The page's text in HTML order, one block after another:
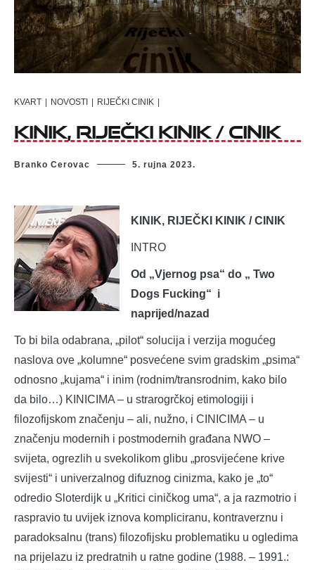
KVART | NOVOSTI | RIJEČKI CINIK |
Kinik, riječki kinik / cinik
Branko Cerovac 5. rujna 2023.
KINIK, RIJEČKI KINIK / CINIK
INTRO
Od „Vjernog psa“ do „ Two
Dogs Fucking“ i
naprijed/nazad
To bi bila odabrana, „pilot“ solucija i verzija mogućeg
naslova ove „kolumne“ posvećene svim gradskim „psima“
odnosno „kujama“ i inim (rodnim/transrodnim, kako bilo
da bilo…) KINICIMA – u strarogrčkoj etimologiji i
filozofijskom značenju – ali, nužno, i CINICIMA – u
značenju modernih i postmodernih građana NWO –
svijeta, ogrezlih u svekolikom glibu „prosvijećene krive
svijesti“ i univerzalnog difuznog cinizma, kako je „to“
odredio Sloterdijk u „Kritici ciničkog uma“, a ja razmotrio i
raspravio tu uvijek iznova kompliciranu, kontraverznu i
paradoksalnu (trans) filozofijsku problematiku u ogledima
na prijelazu iz predratnih u ratne godine (1988. – 1991.: